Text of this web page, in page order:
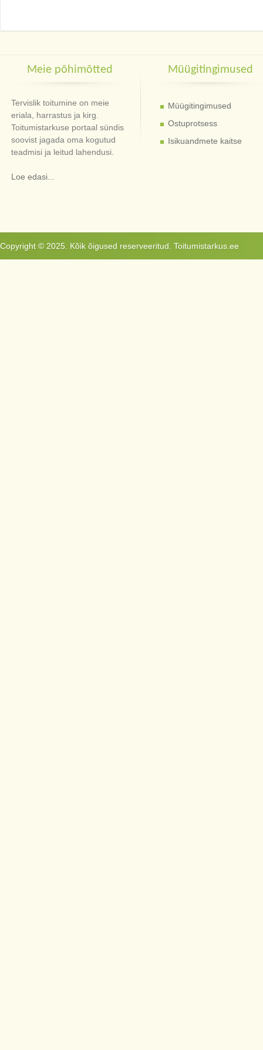
Meie põhimõtted
Tervislik toitumine on meie
eriala, harrastus ja kirg.
Toitumistarkuse portaal sündis
soovist jagada oma kogutud
teadmisi ja leitud lahendusi.
Loe edasi...
Müügitingimused
Müügitingimused
Ostuprotsess
Isikuandmete kaitse
Copyright © 2025. Kõik õigused reserveeritud. Toitumistarkus.ee